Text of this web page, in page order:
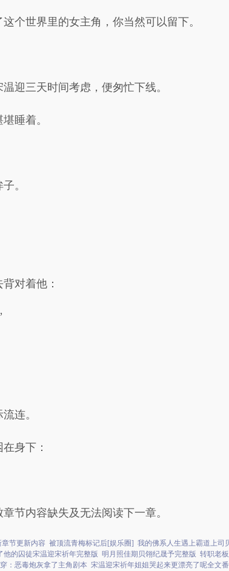
个世界里的女主角，你当然可以留下。
迎三天时间考虑，便匆忙下线。
睡着。
。
对着他：
连。
身下：
节内容缺失及无法阅读下一章。
节更新内容 被顶流青梅标记后[娱乐圈] 我的佛系人生遇上霸道上司
他的囚徒宋温迎宋祈年完整版 明月照佳期贝翎纪晟予完整版 转职老
：恶毒炮灰拿了主角剧本 宋温迎宋祈年姐姐哭起来更漂亮了呢全文